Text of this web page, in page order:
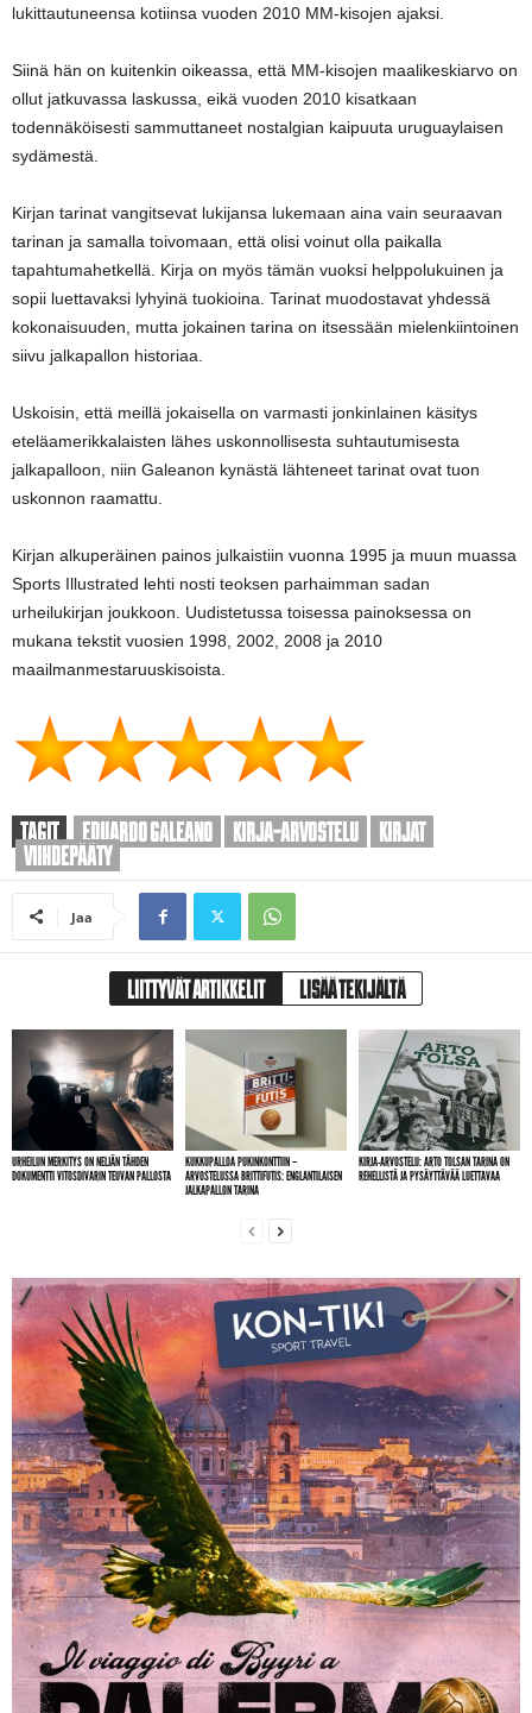
lukittautuneensa kotiinsa vuoden 2010 MM-kisojen ajaksi.
Siinä hän on kuitenkin oikeassa, että MM-kisojen maalikeskiarvo on
ollut jatkuvassa laskussa, eikä vuoden 2010 kisatkaan
todennäköisesti sammuttaneet nostalgian kaipuuta uruguaylaisen
sydämestä.
Kirjan tarinat vangitsevat lukijansa lukemaan aina vain seuraavan
tarinan ja samalla toivomaan, että olisi voinut olla paikalla
tapahtumahetkellä. Kirja on myös tämän vuoksi helppolukuinen ja
sopii luettavaksi lyhyinä tuokioina. Tarinat muodostavat yhdessä
kokonaisuuden, mutta jokainen tarina on itsessään mielenkiintoinen
siivu jalkapallon historiaa.
Uskoisin, että meillä jokaisella on varmasti jonkinlainen käsitys
eteläamerikkalaisten lähes uskonnollisesta suhtautumisesta
jalkapalloon, niin Galeanon kynästä lähteneet tarinat ovat tuon
uskonnon raamattu.
Kirjan alkuperäinen painos julkaistiin vuonna 1995 ja muun muassa
Sports Illustrated lehti nosti teoksen parhaimman sadan
urheilukirjan joukkoon. Uudistetussa toisessa painoksessa on
mukana tekstit vuosien 1998, 2002, 2008 ja 2010
maailmanmestaruuskisoista.
TAGIT EDUARDO GALEANO KIRJA-ARVOSTELU
KIRJAT
VIIHDEPÄÄTY
Jaa
LIITTYVÄT ARTIKKELIT LISÄÄ TEKIJÄLTÄ
URHEILUN MERKITYS ON NELJÄN TÄHDEN
DOKUMENTTI VITOSDIVARIN TEUVAN PALLOSTA
KUKKUPALLOA PUKINKONTTIIN –
ARVOSTELUSSA BRITTIFUTIS: ENGLANTILAISEN
JALKAPALLON TARINA
KIRJA-ARVOSTELU: ARTO TOLSAN TARINA ON
REHELLISTÄ JA PYSÄYTTÄVÄÄ LUETTAVAA